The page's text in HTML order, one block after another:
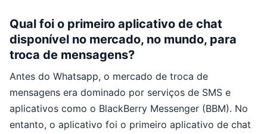
Qual foi o primeiro aplicativo de chat
disponível no mercado, no mundo, para
troca de mensagens?
Antes do Whatsapp, o mercado de troca de
mensagens era dominado por serviços de SMS e
aplicativos como o BlackBerry Messenger (BBM). No
entanto, o aplicativo foi o primeiro aplicativo de chat